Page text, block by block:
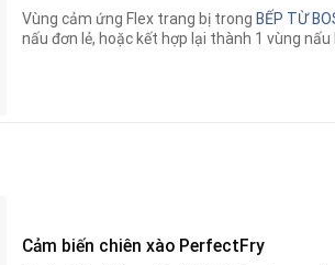
Vùng cảm ứng Flex trang bị trong BẾP TỪ
nấu đơn lẻ, hoặc kết hợp lại thành 1 vùng
Cảm biến chiên xào PerfectFry